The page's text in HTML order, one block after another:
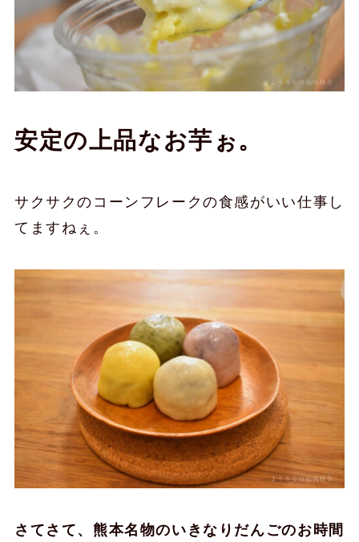
安定の上品なお芋ぉ。
サクサクのコーンフレークの食感がいい仕事し
てますねぇ。
さてさて、熊本名物のいきなりだんごのお時間